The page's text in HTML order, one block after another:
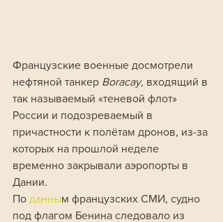
Французские военные досмотрели
нефтяной танкер Boracay, входящий в
так называемый «теневой флот»
России и подозреваемый в
причастности к полётам дронов, из-за
которых на прошлой неделе
временно закрывали аэропорты в
Дании.
По данным французских СМИ, судно
под флагом Бенина следовало из